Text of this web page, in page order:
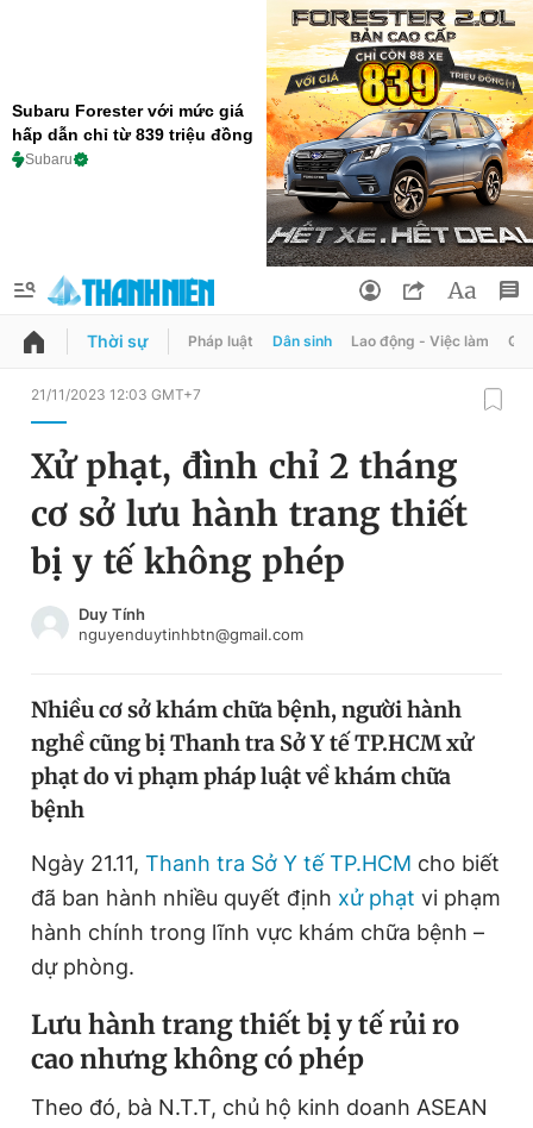
Subaru Forester với mức giá
hấp dẫn chỉ từ 839 triệu đồng
Subaru
QUẢNG CÁO
Chuyên mục
Chuyên mục khác
Chào ngày mới
Video Magazine
Sản phẩm khác
Tiện ích Bạn cần biết
Thông tin tòa soạn
Đổi mật khẩu
Tin đã lưu
Tin đã xem
Đăng xuất
Thời sự Pháp luật Dân sinh Lao động - Việc làm
21/11/2023 12:03 GMT+7
Xử phạt, đình chỉ 2 tháng
cơ sở lưu hành trang thiết
bị y tế không phép
Duy Tính
nguyenduytinhbtn@gmail.com
Nhiều cơ sở khám chữa bệnh, người hành
nghề cũng bị Thanh tra Sở Y tế TP.HCM xử
phạt do vi phạm pháp luật về khám chữa
bệnh
Ngày 21.11, Thanh tra Sở Y tế TP.HCM cho biết
đã ban hành nhiều quyết định xử phạt vi phạm
hành chính trong lĩnh vực khám chữa bệnh –
dự phòng.
Lưu hànhtrang thiết bị y tếrủi ro
cao nhưng không có phép
Theo đó, bà N.T.T, chủ hộ kinh doanh ASEAN